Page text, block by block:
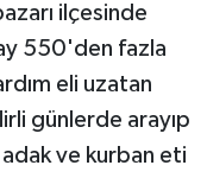
ilçesinde
550'den fazla
eli uzatan
günlerde arayıp
adak ve kurban eti